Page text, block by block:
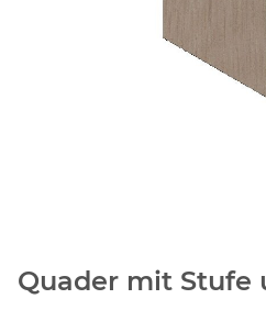
Quader mit Stufe